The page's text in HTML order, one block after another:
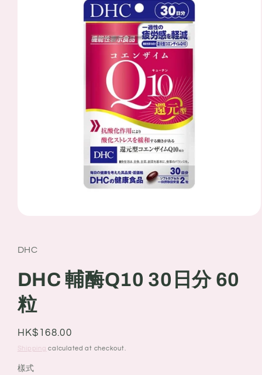
in
modal
DHC
DHC 輔酶Q10 30日分 60
粒
Regular
price
HK$168.00
Shipping calculated at checkout.
樣式